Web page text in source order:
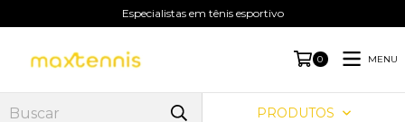
Especialistas em tênis esportivo
0 MENU
PRODUTOS